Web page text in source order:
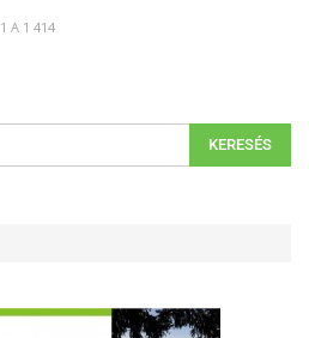
1 A 1 414